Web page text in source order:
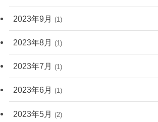
2023年9月 (1)
2023年8月 (1)
2023年7月 (1)
2023年6月 (1)
2023年5月 (2)